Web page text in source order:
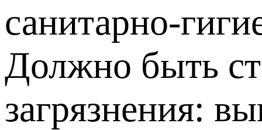
санитарно-
Должно быть
загрязнения: